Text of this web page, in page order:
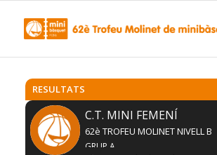
RESULTATS
C.T. MINI FEMENÍ
62è TROFEU MOLINET NIVELL B
GRUP A